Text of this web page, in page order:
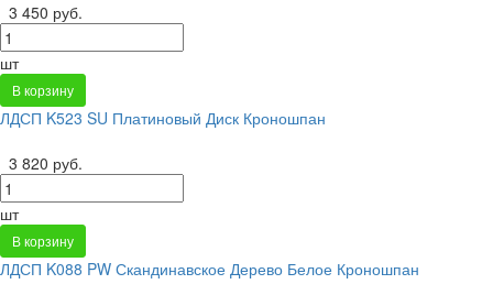
3 450 руб.
шт
В корзину
ЛДСП K523 SU Платиновый Диск Кроношпан
3 820 руб.
шт
В корзину
ЛДСП K088 PW Скандинавское Дерево Белое Кроношпан